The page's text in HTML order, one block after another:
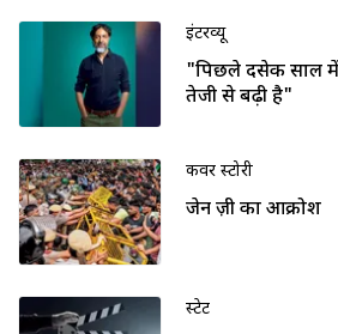
इंटरव्यू
"पिछले दसेक साल में
तेजी से बढ़ी है"
कवर स्टोरी
जेन ज़ी का आक्रोश
स्टेट